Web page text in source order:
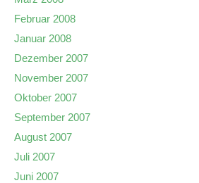
Februar 2008
Januar 2008
Dezember 2007
November 2007
Oktober 2007
September 2007
August 2007
Juli 2007
Juni 2007